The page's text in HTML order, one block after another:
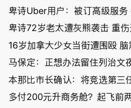
卑诗Uber用户：被订高级服务
卑诗72岁老太遭灰熊袭击 重伤
16岁加拿大少女当街遭围殴
马保定：正想办法留住列治文
本那比市长确认：将竞选第三
多付200元升商务舱？起飞前